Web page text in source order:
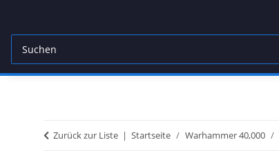
Zurück zur Liste Startseite Warhammer 40,000